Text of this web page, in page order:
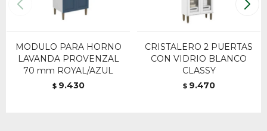
MODULO PARA HORNO
LAVANDA PROVENZAL
70 mm ROYAL/AZUL
$ 9.430
CRISTALERO 2 PUERTAS
CON VIDRIO BLANCO
CLASSY
$ 9.470